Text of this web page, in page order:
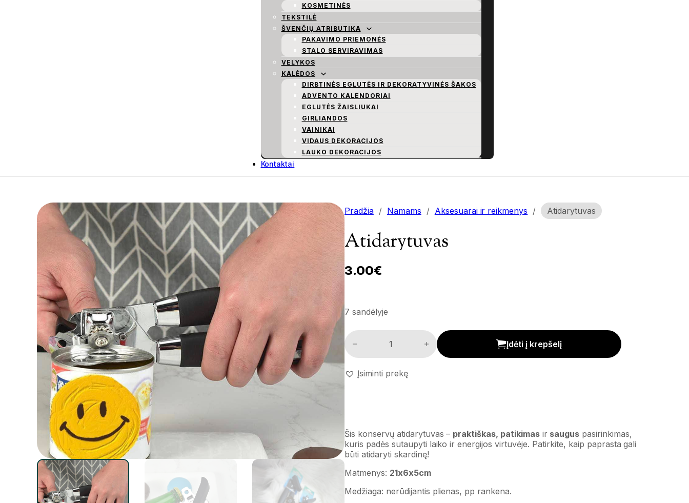
KOSMETINĖS
TEKSTILĖ
ŠVENČIŲ ATRIBUTIKA
PAKAVIMO PRIEMONĖS
STALO SERVIRAVIMAS
VELYKOS
KALĖDOS
DIRBTINĖS EGLUTĖS IR DEKORATYVINĖS ŠAKOS
ADVENTO KALENDORIAI
EGLUTĖS ŽAISLIUKAI
GIRLIANDOS
VAINIKAI
VIDAUS DEKORACIJOS
LAUKO DEKORACIJOS
Kontaktai
Pradžia / Namams / Aksesuarai ir reikmenys / Atidarytuvas
Atidarytuvas
3.00€
7 sandėlyje
Atidarytuvas kiekis
Įdėti į krepšelį
Įsiminti prekę
Šis konservų atidarytuvas – praktiškas, patikimas ir sauguspasirinkimas,
kuris padės sutaupyti laiko ir energijos virtuvėje. Patirkite, kaip paprasta gali
būti atidaryti skardinę!
Matmenys: 21x6x5cm
Medžiaga: nerūdijantis plienas, pp rankena.